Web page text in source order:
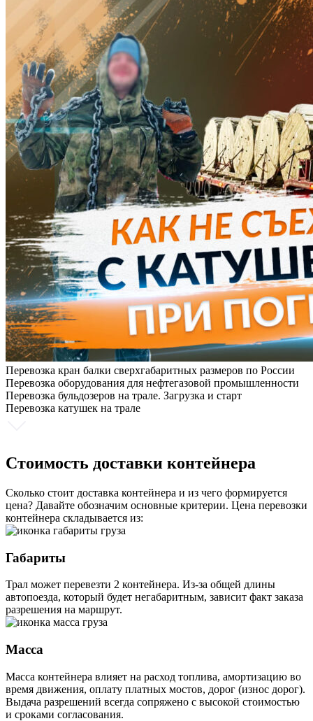
Перевозка кран балки сверхгабаритных размеров по России
Перевозка оборудования для нефтегазовой промышленности
Перевозка бульдозеров на трале. Загрузка и старт
Перевозка катушек на трале
Стоимость доставки контейнера
Сколько стоит доставка контейнера и из чего формируется
цена? Давайте обозначим основные критерии. Цена перевозки
контейнера складывается из:
Габариты
Трал может перевезти 2 контейнера. Из-за общей длины
автопоезда, который будет негабаритным, зависит факт заказа
разрешения на маршрут.
Масса
Масса контейнера влияет на расход топлива, амортизацию во
время движения, оплату платных мостов, дорог (износ дорог).
Выдача разрешений всегда сопряжено с высокой стоимостью
и сроками согласования.